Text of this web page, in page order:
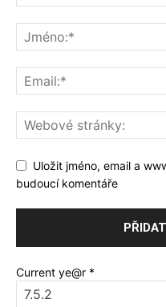
Uložit jméno, email a
budoucí komentáře
Current ye@r *